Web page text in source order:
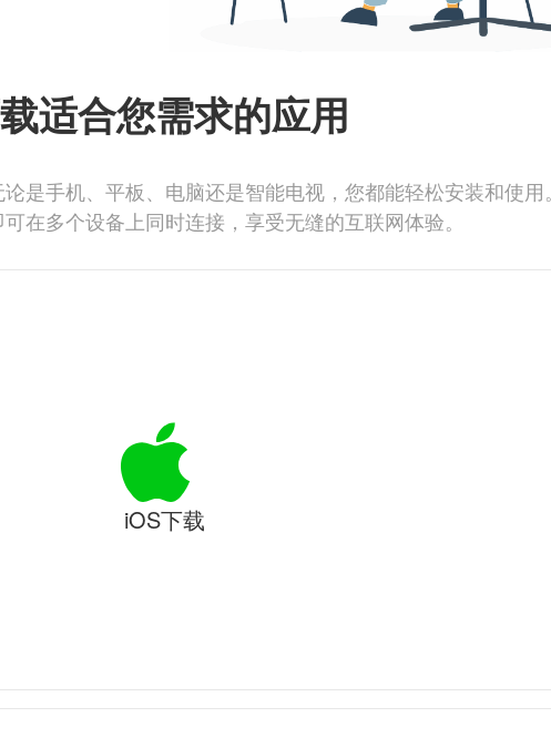
适合您需求的应用
是手机、平板、电脑还是智能电视，您都能轻松安装和使用。
在多个设备上同时连接，享受无缝的互联网体验。
iOS下载